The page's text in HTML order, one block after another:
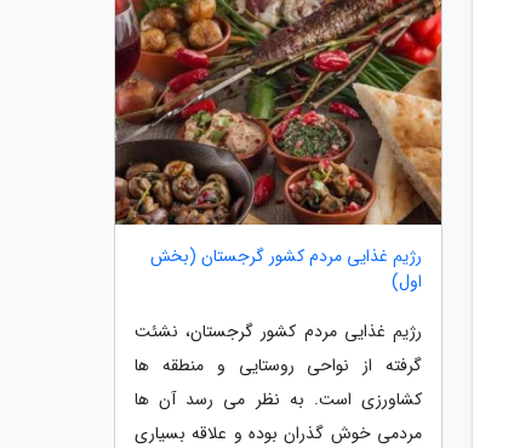
رژیم غذایی مردم کشور گرجستان (بخش
اول)
رژیم غذایی مردم کشور گرجستان، نشئت
گرفته از نواحی روستایی و منطقه ها
کشاورزی است. به نظر می رسد آن ها
مردمی خوش گذران بوده و علاقه بسیاری